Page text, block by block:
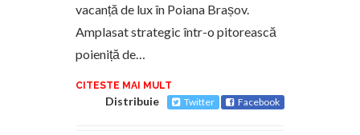
vacanță de lux în Poiana Brașov.
Amplasat strategic într-o pitorească
poieniță de…
CITESTE MAI MULT
Distribuie Twitter Facebook